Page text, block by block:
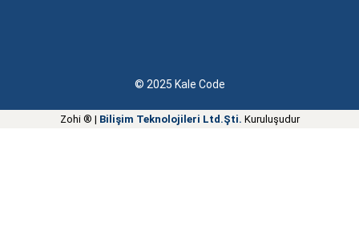
© 2025 Kale Code
Zohi ® | Bilişim Teknolojileri Ltd.Şti. Kuruluşudur